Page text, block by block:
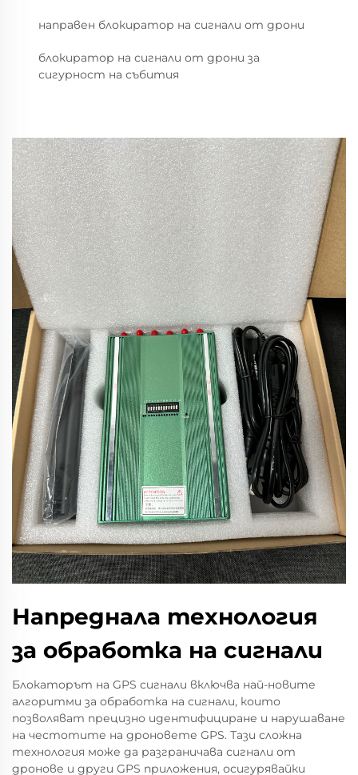
направен блокиратор на сигнали от дрони
блокиратор на сигнали от дрони за
сигурност на събития
Напреднала технология
за обработка на сигнали
Блокаторът на GPS сигнали включва най-новите
алгоритми за обработка на сигнали, които
позволяват прецизно идентифициране и нарушаване
на честотите на дроновете GPS. Тази сложна
технология може да разграничава сигнали от
дронове и други GPS приложения, осигурявайки